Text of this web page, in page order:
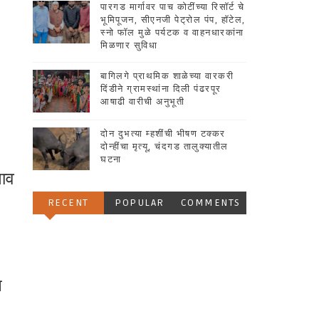
पारगड मार्गावर पाच कोटींच्या रिसॉर्ट चे
भूमिपूजन, सीएनजी पेट्रोल पंप, हॉटेल,
स्नो फॉल मुळे पर्यटक व वाहनधारकांना
मिळणार सुविधा
बागिलगे प्राथमिक शाळेच्या वारकरी
दिंडीने ग्रामस्थांना दिली पंढरपूर
आषाढी वारीची अनुभूती
दोन दुभत्या म्हशींची भीषण टक्कर
दोन्हींचा मृत्यू, चंदगड तालुक्यातील
घटना
RECENT POPULAR COMMENTS